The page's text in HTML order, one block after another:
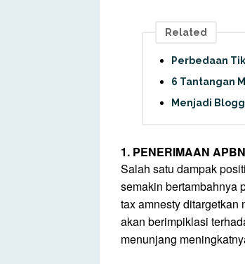
Related
Perbedaan
6 Tantangan
Menjadi
1. PENERIMAAN
Salah satu dampak
semakin bertambahnya
tax amnesty ditargetkan
akan berimpiklasi
menunjang